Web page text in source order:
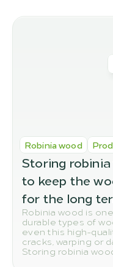
Robinia wood
Storing
to keep the
for the long
Robinia wood is
durable types of
even this high-
cracks, warping or
Storing robinia
natural quality and